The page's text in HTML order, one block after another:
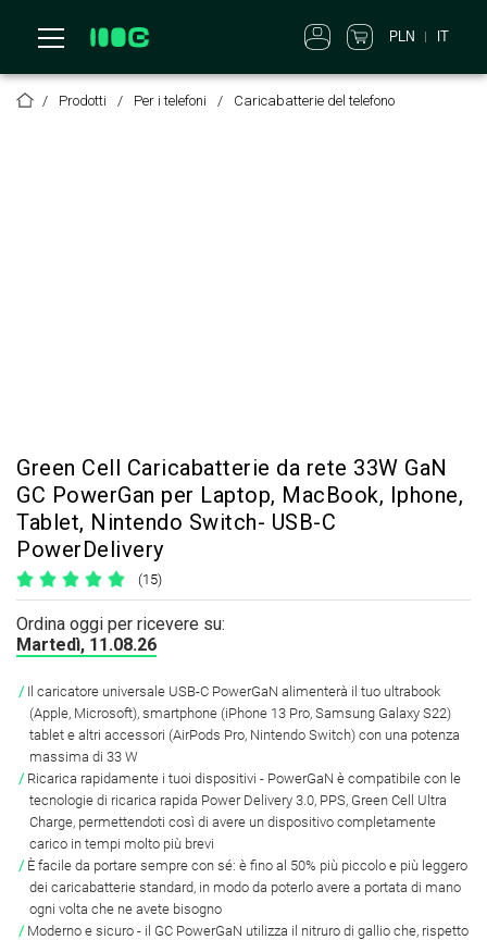
PLN IT
Prodotti Per i telefoni Caricabatterie del telefono
Green Cell Caricabatterie da rete 33W GaN
GC PowerGan per Laptop, MacBook, Iphone,
Tablet, Nintendo Switch- USB-C
PowerDelivery
(15)
Ordina oggi per ricevere su:
Martedì, 11.08.26
Il caricatore universale USB-C PowerGaN alimenterà il tuo ultrabook
(Apple, Microsoft), smartphone (iPhone 13 Pro, Samsung Galaxy S22)
tablet e altri accessori (AirPods Pro, Nintendo Switch) con una potenza
massima di 33 W
Ricarica rapidamente i tuoi dispositivi - PowerGaN è compatibile con le
tecnologie di ricarica rapida Power Delivery 3.0, PPS, Green Cell Ultra
Charge, permettendoti così di avere un dispositivo completamente
carico in tempi molto più brevi
È facile da portare sempre con sé: è fino al 50% più piccolo e più leggero
dei caricabatterie standard, in modo da poterlo avere a portata di mano
ogni volta che ne avete bisogno
Moderno e sicuro - il GC PowerGaN utilizza il nitruro di gallio che, rispetto